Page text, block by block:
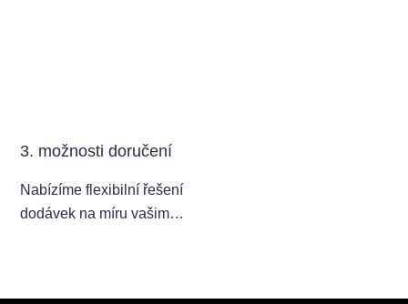
3. možnosti doručení
Nabízíme flexibilní řešení
dodávek na míru vašim